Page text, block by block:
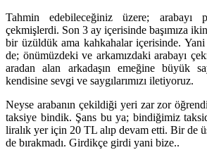
Tahmin edebileceğiniz üzere; arabayı
çekmişlerdi. Son 3 ay içerisinde başımıza
bir üzüldük ama kahkahalar içerisinde. Yani
de; önümüzdeki ve arkamızdaki arabayı
aradan alan arkadaşın emeğine büyük
kendisine sevgi ve saygılarımızı iletiyoruz.
Neyse arabanın çekildiği yeri zar zor
taksiye bindik. Şans bu ya; bindiğimiz
liralık yer için 20 TL alıp devam etti. Bir de
de bırakmadı. Girdikçe girdi yani bize..